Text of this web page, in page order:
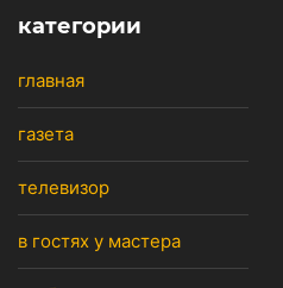
категории
главная
газета
телевизор
в гостях у мастера